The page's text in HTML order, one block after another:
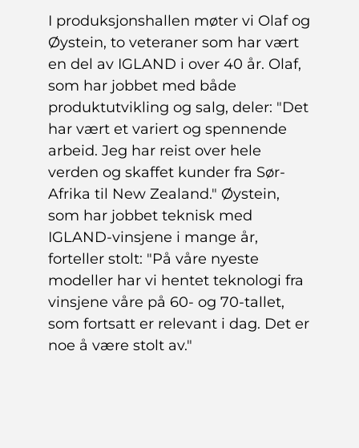
I produksjonshallen møter vi Olaf og
Øystein, to veteraner som har vært
en del av IGLAND i over 40 år. Olaf,
som har jobbet med både
produktutvikling og salg, deler: "Det
har vært et variert og spennende
arbeid. Jeg har reist over hele
verden og skaffet kunder fra Sør-
Afrika til New Zealand." Øystein,
som har jobbet teknisk med
IGLAND-vinsjene i mange år,
forteller stolt: "På våre nyeste
modeller har vi hentet teknologi fra
vinsjene våre på 60- og 70-tallet,
som fortsatt er relevant i dag. Det er
noe å være stolt av."